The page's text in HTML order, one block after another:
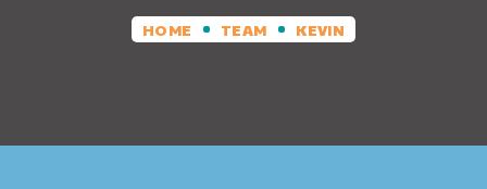
HOME TEAM KEVIN